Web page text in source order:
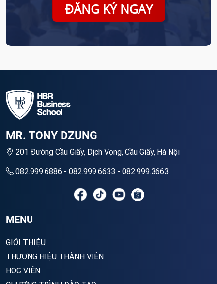
ĐĂNG KÝ NGAY
MR. TONY DZUNG
201 Đường Cầu Giấy, Dịch Vọng, Cầu Giấy, Hà Nội
082.999.6886 - 082.999.6633 - 082.999.3663
MENU
GIỚI THIỆU
THƯƠNG HIỆU THÀNH VIÊN
HỌC VIÊN